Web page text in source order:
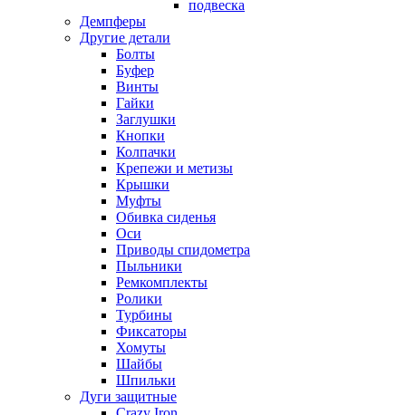
подвеска
Демпферы
Другие детали
Болты
Буфер
Винты
Гайки
Заглушки
Кнопки
Колпачки
Крепежи и метизы
Крышки
Муфты
Обивка сиденья
Оси
Приводы спидометра
Пыльники
Ремкомплекты
Ролики
Турбины
Фиксаторы
Хомуты
Шайбы
Шпильки
Дуги защитные